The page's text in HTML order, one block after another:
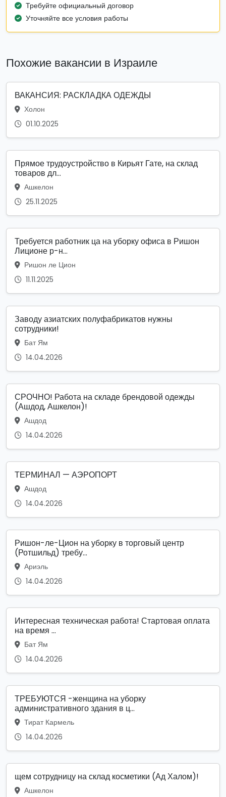
Требуйте официальный договор
Уточняйте все условия работы
Похожие вакансии в Израиле
ВАКАНСИЯ: РАСКЛАДКА ОДЕЖДЫ
Холон
01.10.2025
Прямое трудоустройство в Кирьят Гате, на склад
товаров дл...
Ашкелон
25.11.2025
Требуется работник ца на уборку офиса в Ришон
Лиционе р-н...
Ришон ле Цион
11.11.2025
Заводу азиатских полуфабрикатов нужны
сотрудники!
Бат Ям
14.04.2026
СРОЧНО! Работа на складе брендовой одежды
(Ашдод, Ашкелон)!
Ашдод
14.04.2026
ТЕРМИНАЛ — АЭРОПОРТ
Ашдод
14.04.2026
Ришон-ле-Цион на уборку в торговый центр
(Ротшильд) требу...
Ариэль
14.04.2026
Интересная техническая работа! Стартовая оплата
на время ...
Бат Ям
14.04.2026
ТРЕБУЮТСЯ -женщина на уборку
административного здания в ц...
Тират Кармель
14.04.2026
щем сотрудницу на склад косметики (Ад Халом)!
Ашкелон